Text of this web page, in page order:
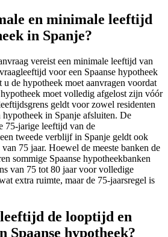
en minimale leeftijd
in Spanje?
vereist een minimale leeftijd van
voor een Spaanse hypotheek
u de hypotheek moet aanvragen voordat
moet volledig afgelost zijn vóór
geldt voor zowel residenten
hypotheek in Spanje afsluiten. De
75-jarige leeftijd van de
tweede verblijf in Spanje geldt ook
75 jaar. Hoewel de meeste banken de
sommige Spaanse hypotheekbanken
van 75 tot 80 jaar voor volledige
extra ruimte, maar de 75-jaarsregel is
de looptijd en
Spaanse hypotheek?